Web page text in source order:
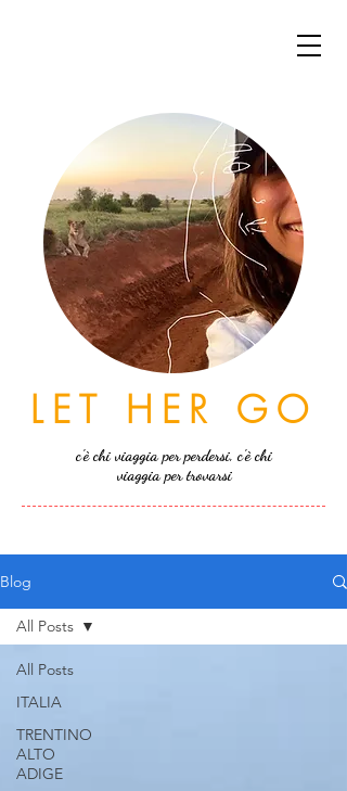
LET HER GO
c'è chi viaggia per perdersi, c'è chi
viaggia per trovarsi
Blog
All Posts
ITALIA
TRENTINO
ALTO
ADIGE
All Posts